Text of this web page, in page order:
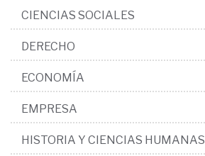
CIENCIAS SOCIALES
DERECHO
ECONOMÍA
EMPRESA
HISTORIA Y CIENCIAS HUMANAS